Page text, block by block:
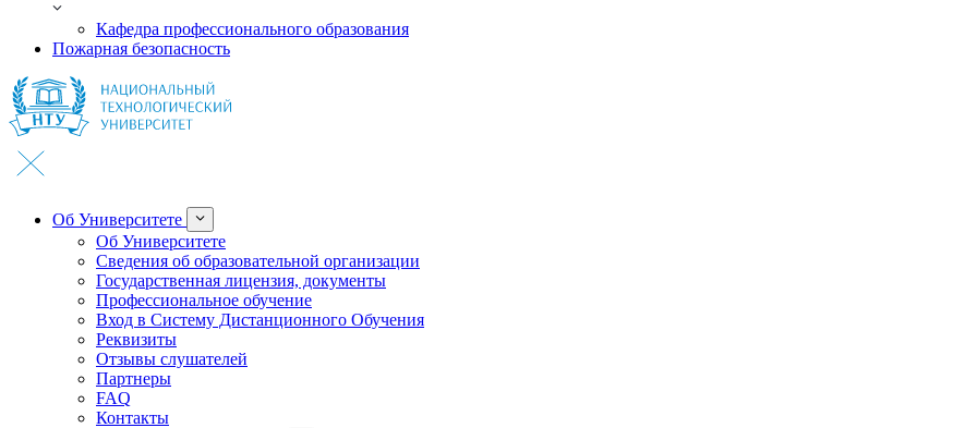
Кафедра профессионального образования
Пожарная безопасность
Об Университете
Об Университете
Сведения об образовательной организации
Государственная лицензия, документы
Профессиональное обучение
Вход в Систему Дистанционного Обучения
Реквизиты
Отзывы слушателей
Партнеры
FAQ
Контакты